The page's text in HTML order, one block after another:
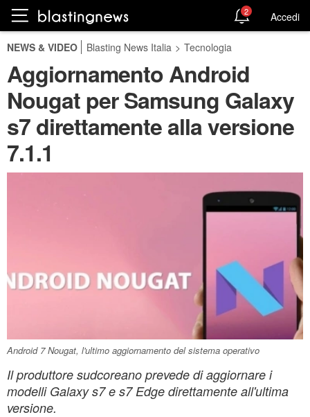
2 Accedi
NEWS & VIDEO Blasting News Italia > Tecnologia
Aggiornamento Android
Nougat per Samsung Galaxy
s7 direttamente alla versione
7.1.1
Android 7 Nougat, l'ultimo aggiornamento del sistema operativo
Il produttore sudcoreano prevede di aggiornare i
modelli Galaxy s7 e s7 Edge direttamente all'ultima
versione.